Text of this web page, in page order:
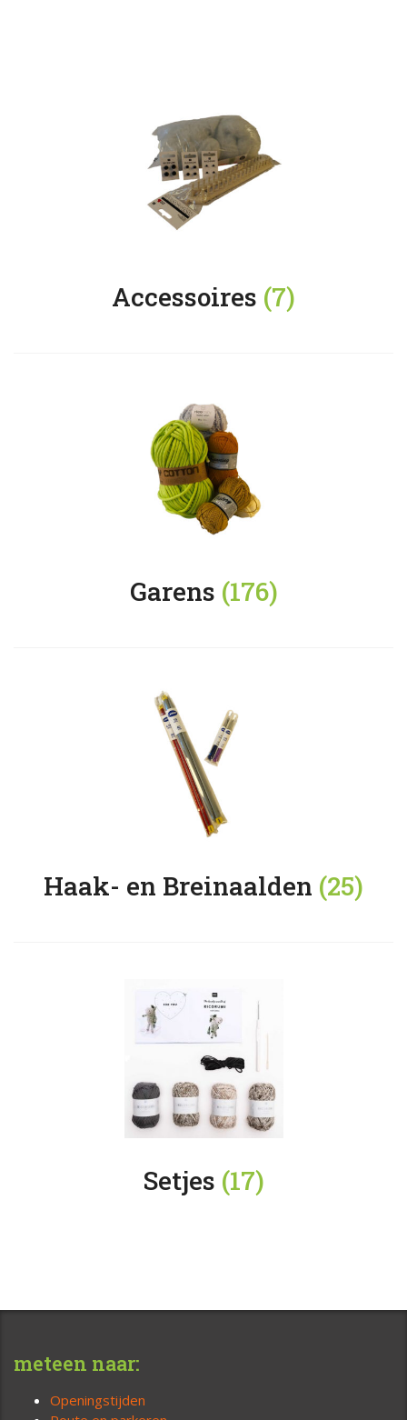
Accessoires (7)
Garens (176)
Haak- en Breinaalden (25)
Setjes (17)
meteen naar:
Openingstijden